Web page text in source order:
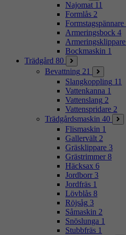
Najomat 11
Formlås 2
Formstagspännare
Armeringsbock 4
Armeringsklippare
Bockmaskin 1
Trädgård 80
Bevattning 21
Slangkoppling 11
Vattenkanna 1
Vattenslang 2
Vattenspridare 2
Trädgårdsmaskin 40
Flismaskin 1
Gallervält 2
Gräsklippare 3
Grästrimmer 8
Häcksax 6
Jordborr 3
Jordfräs 1
Lövblås 8
Röjsåg 3
Såmaskin 2
Snöslunga 1
Stubbfräs 1